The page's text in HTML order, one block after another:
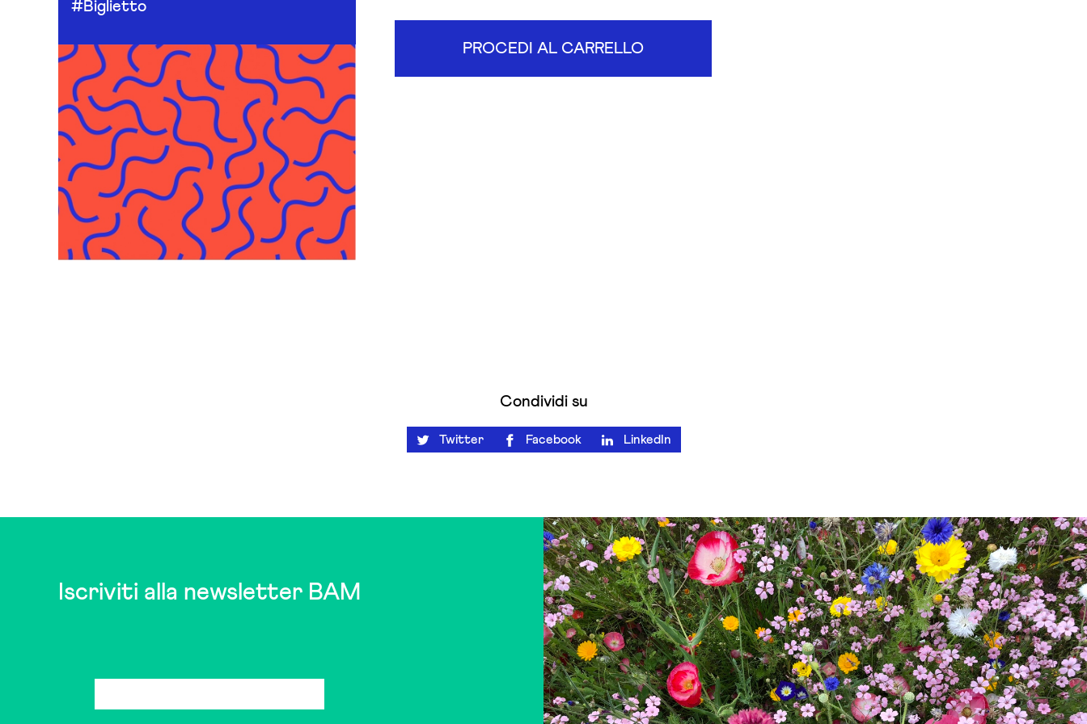
#Biglietto
PROCEDI AL CARRELLO
Condividi su
Twitter Facebook LinkedIn
Iscriviti alla newsletter BAM